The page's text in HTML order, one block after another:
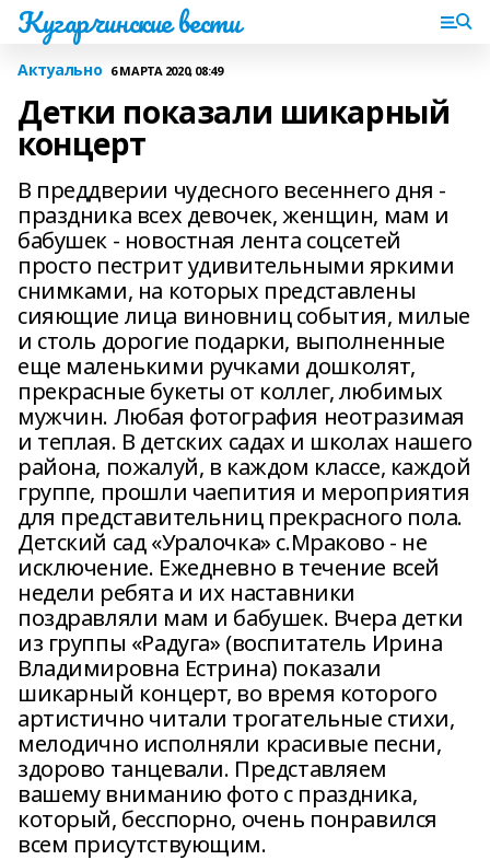
Кугарчинские вести
Актуально 6 МАРТА 2020, 08:49
Детки показали шикарный
концерт
В преддверии чудесного весеннего дня -
праздника всех девочек, женщин, мам и
бабушек - новостная лента соцсетей
просто пестрит удивительными яркими
снимками, на которых представлены
сияющие лица виновниц события, милые
и столь дорогие подарки, выполненные
еще маленькими ручками дошколят,
прекрасные букеты от коллег, любимых
мужчин. Любая фотография неотразимая
и теплая. В детских садах и школах нашего
района, пожалуй, в каждом классе, каждой
группе, прошли чаепития и мероприятия
для представительниц прекрасного пола.
Детский сад «Уралочка» с.Мраково - не
исключение. Ежедневно в течение всей
недели ребята и их наставники
поздравляли мам и бабушек. Вчера детки
из группы «Радуга» (воспитатель Ирина
Владимировна Естрина) показали
шикарный концерт, во время которого
артистично читали трогательные стихи,
мелодично исполняли красивые песни,
здорово танцевали. Представляем
вашему вниманию фото с праздника,
который, бесспорно, очень понравился
всем присутствующим.